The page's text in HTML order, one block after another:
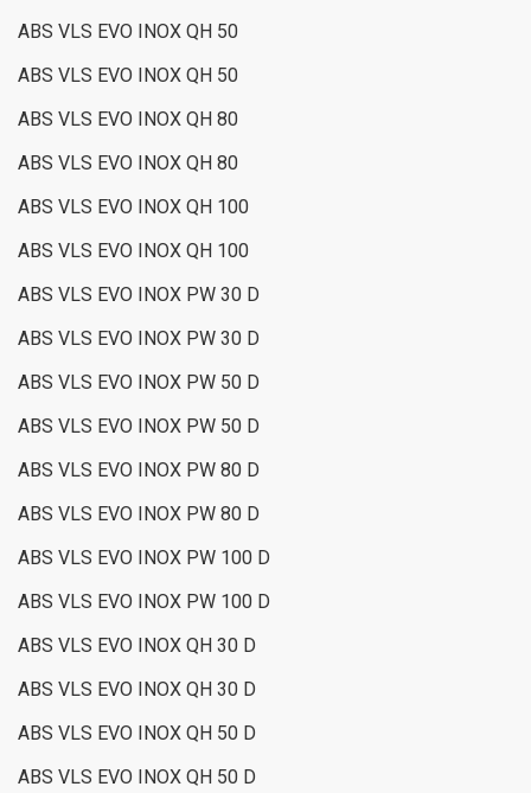
ABS VLS EVO INOX QH 50
ABS VLS EVO INOX QH 50
ABS VLS EVO INOX QH 80
ABS VLS EVO INOX QH 80
ABS VLS EVO INOX QH 100
ABS VLS EVO INOX QH 100
ABS VLS EVO INOX PW 30 D
ABS VLS EVO INOX PW 30 D
ABS VLS EVO INOX PW 50 D
ABS VLS EVO INOX PW 50 D
ABS VLS EVO INOX PW 80 D
ABS VLS EVO INOX PW 80 D
ABS VLS EVO INOX PW 100 D
ABS VLS EVO INOX PW 100 D
ABS VLS EVO INOX QH 30 D
ABS VLS EVO INOX QH 30 D
ABS VLS EVO INOX QH 50 D
ABS VLS EVO INOX QH 50 D